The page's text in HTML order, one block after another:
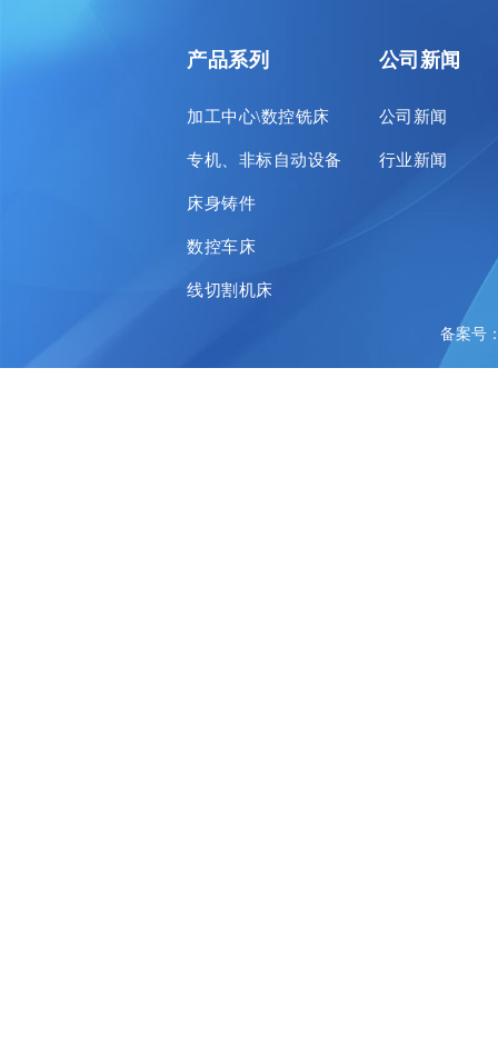
产品系列
加工中心\数控铣床
专机、非标自动设备
床身铸件
数控车床
线切割机床
公司新闻
公司新闻
行业新闻
备案号